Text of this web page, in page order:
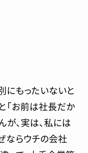
にもったいないと
「お前は社長だか
が、実は、私には
ならウチの会社